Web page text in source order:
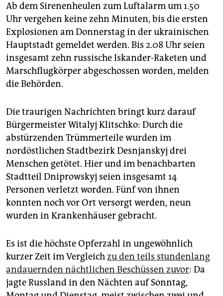
abo
genossenschaft
epaper login
Ab dem Sirenenheulen zum Luftalarm um 1.50
Uhr vergehen keine zehn Minuten, bis die ersten
Explosionen am Donnerstag in der ukrainischen
Hauptstadt gemeldet werden. Bis 2.08 Uhr seien
insgesamt zehn russische Iskander-Raketen und
Marschflugkörper abgeschossen worden, melden
die Behörden.
Die traurigen Nachrichten bringt kurz darauf
Bürgermeister Witalyj Klitschko: Durch die
abstürzenden Trümmerteile wurden im
nordöstlichen Stadtbezirk Desnjanskyj drei
Menschen getötet. Hier und im benachbarten
Stadtteil Dniprowskyj seien insgesamt 14
Personen verletzt worden. Fünf von ihnen
konnten noch vor Ort versorgt werden, neun
wurden in Krankenhäuser gebracht.
Es ist die höchste Opferzahl in ungewöhnlich
kurzer Zeit im Vergleichzu den teils stundenlang
andauernden nächtlichen Beschüssen zuvor: Da
jagte Russland in den Nächten auf Sonntag,